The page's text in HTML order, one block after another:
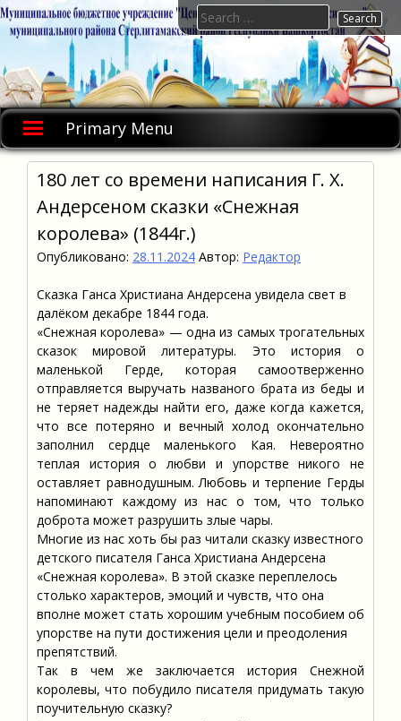
Skip
to
Primary Menu
Search
for:
180 лет со времени написания Г. Х.
Андерсеном сказки «Снежная
королева» (1844г.)
Опубликовано: 28.11.2024 Автор: Редактор
Сказка Ганса Христиана Андерсена увидела свет в
далёком декабре 1844 года.
«Снежная королева» — одна из самых трогательных
сказок мировой литературы. Это история о
маленькой Герде, которая самоотверженно
отправляется выручать названого брата из беды и
не теряет надежды найти его, даже когда кажется,
что все потеряно и вечный холод окончательно
заполнил сердце маленького Кая. Невероятно
теплая история о любви и упорстве никого не
оставляет равнодушным. Любовь и терпение Герды
напоминают каждому из нас о том, что только
доброта может разрушить злые чары.
Многие из нас хоть бы раз читали сказку известного
детского писателя Ганса Христиана Андерсена
«Снежная королева». В этой сказке переплелось
столько характеров, эмоций и чувств, что она
вполне может стать хорошим учебным пособием об
упорстве на пути достижения цели и преодоления
препятствий.
Так в чем же заключается история Снежной
королевы, что побудило писателя придумать такую
поучительную сказку?